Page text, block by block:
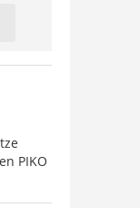
PIKO